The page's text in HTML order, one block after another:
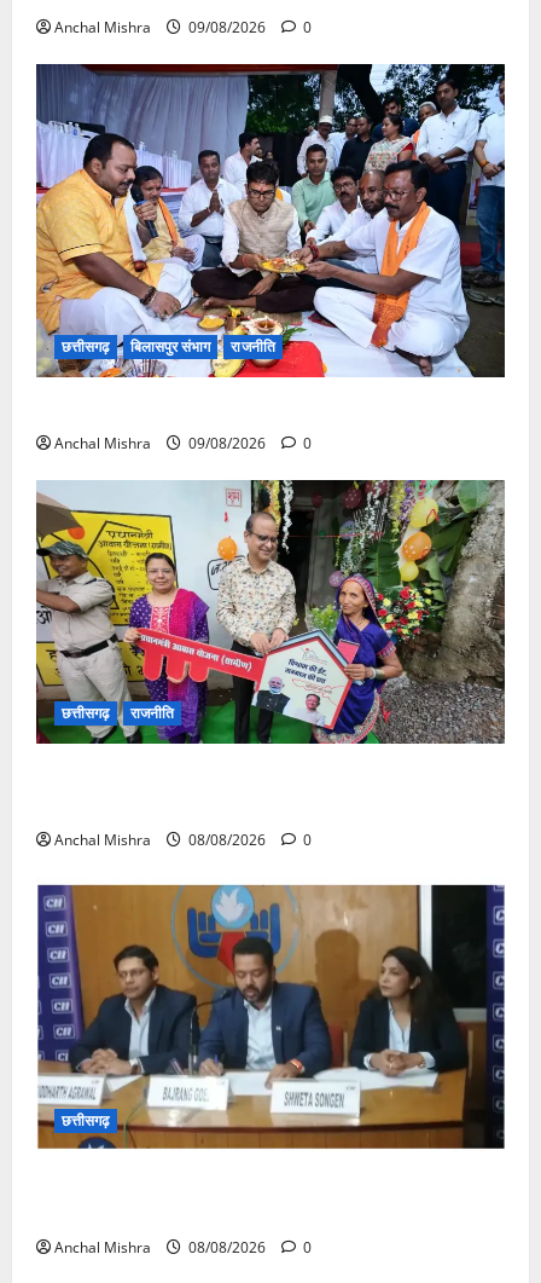
Anchal Mishra 09/08/2026 0
छत्तीसगढ़ बिलासपुर संभाग राजनीति
Anchal Mishra 09/08/2026 0
छत्तीसगढ़ राजनीति
Anchal Mishra 08/08/2026 0
छत्तीसगढ़
Anchal Mishra 08/08/2026 0